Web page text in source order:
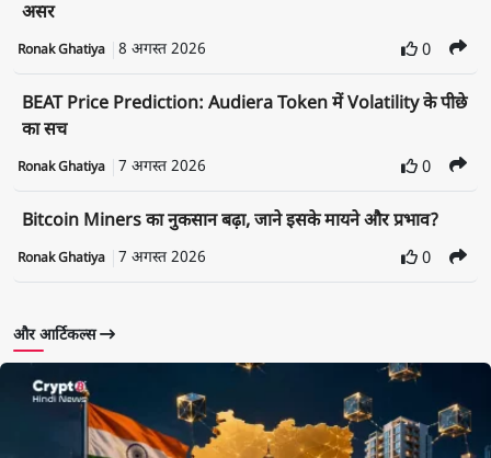
असर
Ronak Ghatiya 8 अगस्त 2026 0
BEAT Price Prediction: Audiera Token में Volatility के पीछे
का सच
Ronak Ghatiya 7 अगस्त 2026 0
Bitcoin Miners का नुकसान बढ़ा, जाने इसके मायने और प्रभाव?
Ronak Ghatiya 7 अगस्त 2026 0
और आर्टिकल्स